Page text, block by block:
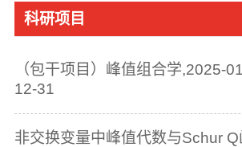
科研项目
（包干项目）峰值组合学,2025-
12-31
非交换变量中峰值代数与Schur Q